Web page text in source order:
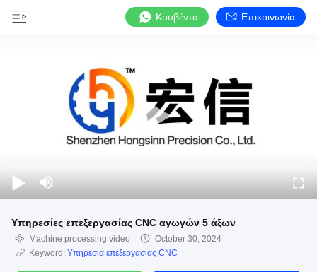
Κουβέντα Επικοινωνία
Υπηρεσίες επεξεργασίας CNC αγωγών 5 άξων
Machine processing video
October 30, 2024
Keyword: Υπηρεσία επεξεργασίας CNC